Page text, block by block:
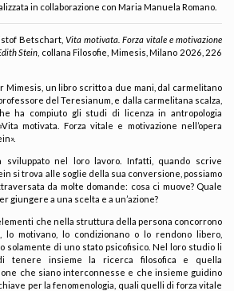
in collaborazione con Maria Manuela Romano.
Betschart, Vita motivata. Forza vitale e motivazione
Stein , collana Filosofie, Mimesis, Milano 2026, 226
Mimesis, un libro scritto a due mani, dal carmelitano
del Teresianum, e dalla carmelitana scalza,
ha compiuto gli studi di licenza in antropologia
motivata. Forza vitale e motivazione nell’opera
nel loro lavoro. Infatti, quando scrive
si trova alle soglie della sua conversione, possiamo
da molte domande: cosa ci muove? Quale
giungere a una scelta e a un’azione?
che nella struttura della persona concorrono
motivano, lo condizionano o lo rendono libero,
solamente di uno stato psicofisico. Nel loro studio li
tenere insieme la ricerca filosofica e quella
che siano interconnesse e che insieme guidino
per la fenomenologia, quali quelli di forza vitale